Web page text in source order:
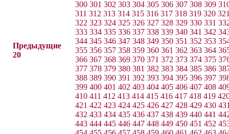
Предыдущие
20
300 301 302 303 304 305 306 307 308 309
311 312 313 314 315 316 317 318 319 320
322 323 324 325 326 327 328 329 330 331
333 334 335 336 337 338 339 340 341 342
344 345 346 347 348 349 350 351 352 353
355 356 357 358 359 360 361 362 363 364
366 367 368 369 370 371 372 373 374 375
377 378 379 380 381 382 383 384 385 386
388 389 390 391 392 393 394 395 396 397
399 400 401 402 403 404 405 406 407 408
410 411 412 413 414 415 416 417 418 419
421 422 423 424 425 426 427 428 429 430
432 433 434 435 436 437 438 439 440 441
443 444 445 446 447 448 449 450 451 452